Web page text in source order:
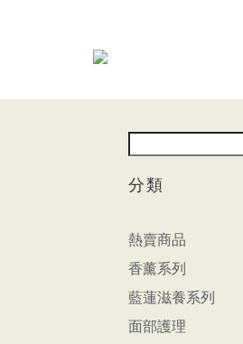
分類
熱賣商品
香薰系列
藍蓮滋養系列
面部護理